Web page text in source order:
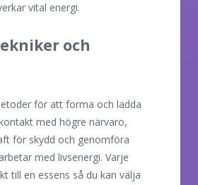
vital energi.
och
för att forma och ladda
med högre närvaro,
för skydd och genomföra
med livsenergi. Varje
till en essens så du kan välja